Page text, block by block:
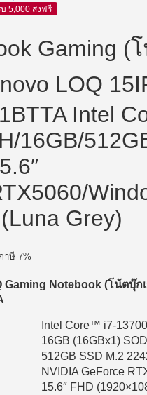
5,000 ส่งฟรี
Gaming (
LOQ
Intel
16GB/
Grey)
าษี 7%
Gaming Notebook (โน้ตบุ๊ก
Intel Core™ i7-
16GB (16GBx1)
512GB SSD M.2
NVIDIA GeForce
15.6″ FHD